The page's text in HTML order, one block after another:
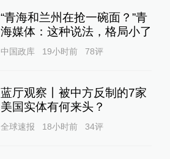
“青海和兰州在抢一碗面？”青
海媒体：这种说法，格局小了
中国政库 19小时前 78评
蓝厅观察丨被中方反制的7家
美国实体有何来头？
全球速报 18小时前 34评